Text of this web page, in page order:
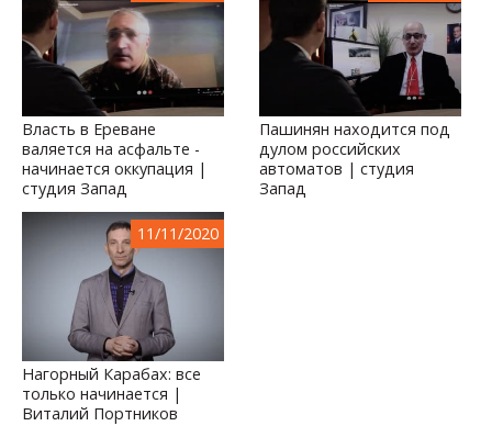
Власть в Ереване
валяется на асфальте -
начинается оккупация |
студия Запад
Пашинян находится под
дулом российских
автоматов | студия
Запад
11/11/2020
Нагорный Карабах: все
только начинается |
Виталий Портников